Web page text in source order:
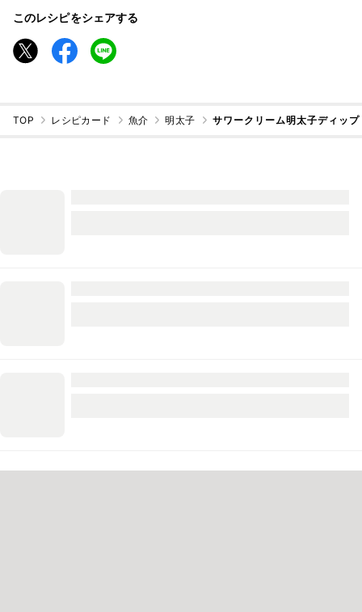
このレシピをシェアする
TOP レシピカード 魚介 明太子 サワークリーム明太子ディップ